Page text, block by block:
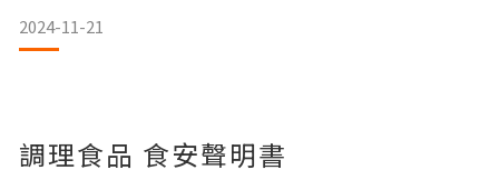
2024-11-21
調理食品 食安聲明書